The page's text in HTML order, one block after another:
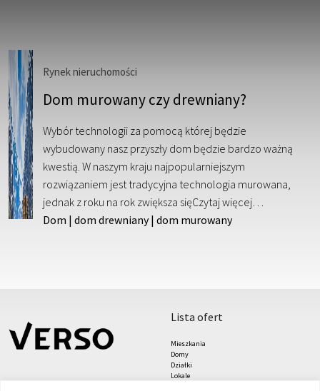
Rynek nieruchomości
Dom murowany czy drewniany?
Wybór technologii za pomocą której będzie
wybudowany nasz przyszły dom będzie bardzo ważną
kwestią. W naszym kraju najpopularniejszym
rozwiązaniem jest tradycyjna technologia murowana,
jednak z roku na rok zwiększa sięCzytaj więcej…
Dom | dom drewniany| dom murowany
lista ofert
Mieszkania
Domy
Działki
Lokale